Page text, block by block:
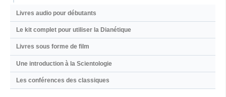
Livres audio pour débutants
Le kit complet pour utiliser la Dianétique
Livres sous forme de film
Une introduction à la Scientologie
Les conférences des classiques